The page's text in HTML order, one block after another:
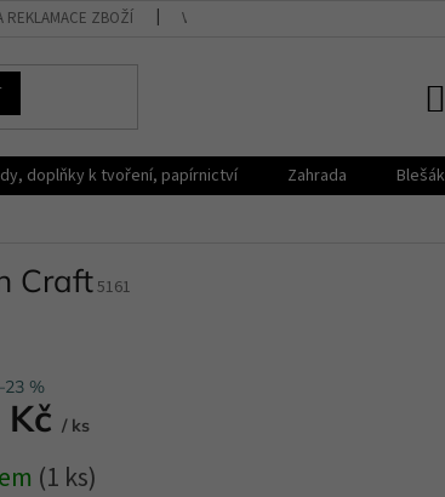
REKLAMACE ZBOŽÍ VŠEOBECNÉ OBCHODNÍ PODMÍNKY
doplňky k tvoření, papírnictví Zahrada Blešák
Craft5161
%
/ ks
(1 ks)